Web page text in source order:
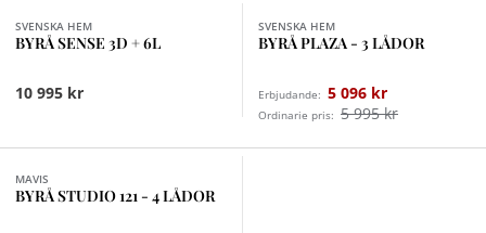
SVENSKA HEM
BYRÅ SENSE 3D + 6L
10 995 kr
SVENSKA HEM
BYRÅ PLAZA - 3 LÅDOR
Erbjudande: 5 096 kr
Ordinarie pris: 5 995 kr
MAVIS
BYRÅ STUDIO 121 - 4 LÅDOR